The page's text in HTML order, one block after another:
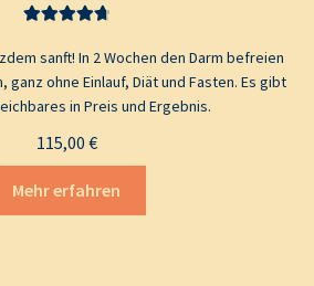
4.80von 5
sanft! In 2 Wochen den Darm befreien
ganz ohne Einlauf, Diät und Fasten. Es gibt
in Preis und Ergebnis.
115,00 €
Mehr erfahren